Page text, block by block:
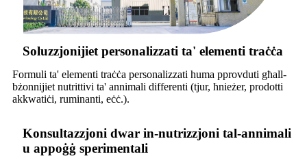
Soluzzjonijiet personalizzati ta' elementi traċċa
Formuli ta' elementi traċċa personalizzati huma pprovduti għall-
bżonnijiet nutrittivi ta' annimali differenti (tjur, ħnieżer, prodotti
akkwatiċi, ruminanti, eċċ.).
Konsultazzjoni dwar in-nutrizzjoni tal-annimali
u appoġġ sperimentali